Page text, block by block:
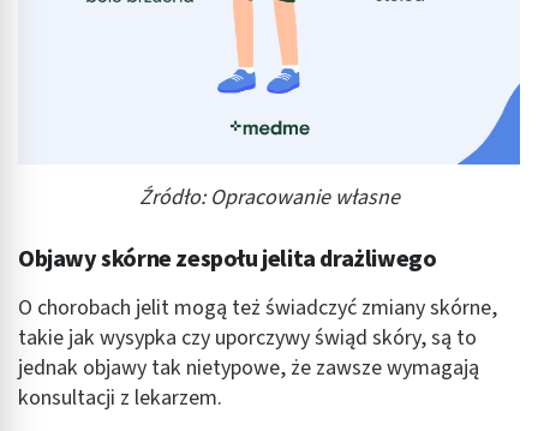
Źródło: Opracowanie własne
Objawy skórne zespołu jelita drażliwego
O chorobach jelit mogą też świadczyć zmiany skórne,
takie jak wysypka czy uporczywy świąd skóry, są to
jednak objawy tak nietypowe, że zawsze wymagają
konsultacji z lekarzem.
Rozumienie odbiorców dzięki statystyce lub
kombinacji danych z różnych źródeł
Rozwój i ulepszanie usług
Wykorzystywanie ograniczonych danych do
Funkcje specjalne IAB:
Identyfikowanie urządzeń na podstawie
aktywnie żądanych informacji
Cele przetwarzania inne niż IAB:
Niezbędne